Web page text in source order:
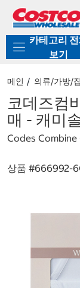
로
기
가
카테고리
보기
메인 의류/가방/
코데즈컴
매 - 캐미
Codes Combine
상품 #666992-